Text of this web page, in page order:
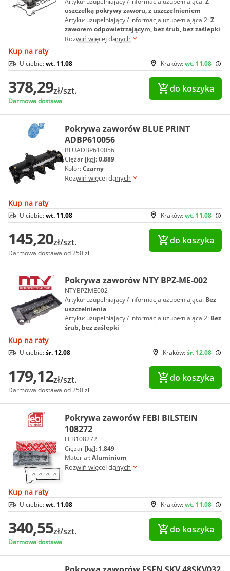
uszczelką pokrywy zaworu, z uszczelnieniem
Artykuł uzupełniający / informacja uzupełniająca 2:Z
zaworem odpowietrzającym, bez śrub, bez zaślepki
Rozwiń więcej danych
Kup na raty
Kraków:wt. 11.08
U ciebie:wt. 11.08
378,29zł/szt.
Darmowa dostawa
do koszyka
Pokrywa zaworów BLUE PRINT
ADBP610056
BLUADBP610056
Ciężar [kg]:0.889
Kolor:Czarny
Rozwiń więcej danych
Kup na raty
Kraków:wt. 11.08
U ciebie:wt. 11.08
145,20zł/szt.
Darmowa dostawa od 250 zł
do koszyka
Pokrywa zaworów NTY BPZ-ME-002
NTYBPZME002
Artykuł uzupełniający / informacja uzupełniająca: Bez
uszczelnienia
Artykuł uzupełniający / informacja uzupełniająca 2: Bez
śrub, bez zaślepki
Kup na raty
Kraków:śr. 12.08
U ciebie:śr. 12.08
179,12zł/szt.
Darmowa dostawa od 250 zł
do koszyka
Pokrywa zaworów FEBI BILSTEIN
108272
FEB108272
Ciężar [kg]: 1.849
Materiał:Aluminium
Rozwiń więcej danych
Kup na raty
Kraków:wt. 11.08
U ciebie:wt. 11.08
340,55zł/szt.
Darmowa dostawa
do koszyka